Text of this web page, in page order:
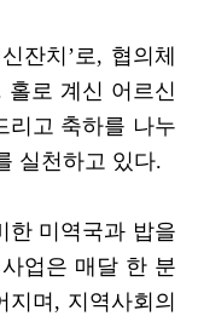
잔치’로, 협의체
홀로 계신 어르신
리고 축하를 나누
실천하고 있다.
한 미역국과 밥을
업은 매달 한 분
며, 지역사회의